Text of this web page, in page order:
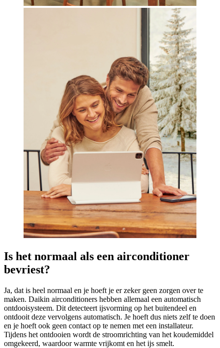
Is het normaal als een airconditioner
bevriest?
Ja, dat is heel normaal en je hoeft je er zeker geen zorgen over te
maken. Daikin airconditioners hebben allemaal een automatisch
ontdooisysteem. Dit detecteert ijsvorming op het buitendeel en
ontdooit deze vervolgens automatisch. Je hoeft dus niets zelf te doen
en je hoeft ook geen contact op te nemen met een installateur.
Tijdens het ontdooien wordt de stroomrichting van het koudemiddel
omgekeerd, waardoor warmte vrijkomt en het ijs smelt.